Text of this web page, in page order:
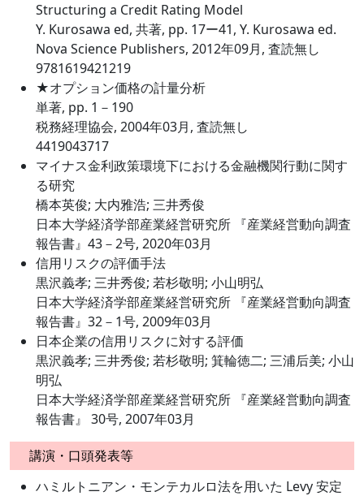
Structuring a Credit Rating Model
Y. Kurosawa ed, 共著, pp. 17ー41, Y. Kurosawa ed.
Nova Science Publishers, 2012年09月, 査読無し
9781619421219
★オプション価格の計量分析
単著, pp. 1－190
税務経理協会, 2004年03月, 査読無し
4419043717
マイナス金利政策環境下における金融機関行動に関す
る研究
橋本英俊; 大内雅浩; 三井秀俊
日本大学経済学部産業経営研究所 『産業経営動向調査
報告書』43－2号, 2020年03月
信用リスクの評価手法
黒沢義孝; 三井秀俊; 若杉敬明; 小山明弘
日本大学経済学部産業経営研究所 『産業経営動向調査
報告書』32－1号, 2009年03月
日本企業の信用リスクに対する評価
黒沢義孝; 三井秀俊; 若杉敬明; 箕輪徳二; 三浦后美; 小山
明弘
日本大学経済学部産業経営研究所 『産業経営動向調査
報告書』 30号, 2007年03月
講演・口頭発表等
ハミルトニアン・モンテカルロ法を用いた Levy 安定